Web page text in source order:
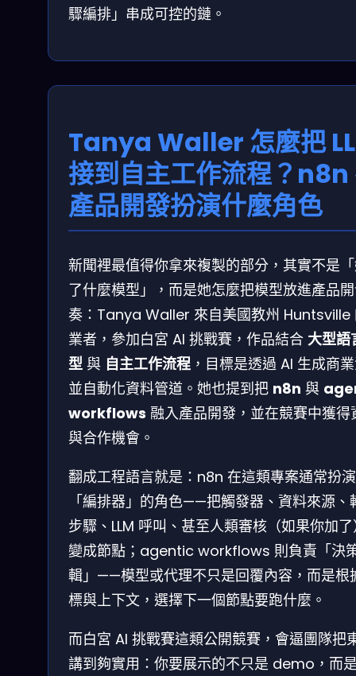
驟編排」串成可控的鏈。
Tanya Waller 怎麼把
接到自主工作流程？n8n
產品開發扮演什麼角色
新聞裡最值得你拿來複製的部分，其實不是
了什麼模型」，而是她怎麼把模型放進產品
奏：Tanya Waller 來自美國教州 Huntsville
業者，參加白宮 AI 挑戰賽，作品結合 大型語
型 與 自主工作流程 ，目標是透過 AI 生成商
並自動化資料管道。她也提到把 n8n 與
workflows 融入產品開發，並在競賽中獲得
與合作機會。
翻成工程語言就是：n8n 在這類專案通常扮演
「編排器」的角色——把觸發器、資料來源、
步驟、LLM 呼叫、甚至人類審核（如果你加
變成節點；agentic workflows 則負責「決
輯」——模型或代理不只是回覆內容，而是根
標與上下文，選擇下一個節點要跑什麼。
而白宮 AI 挑戰賽這類公開競賽，會逼團隊把
講到夠實用：你要展示的不只是 demo，而